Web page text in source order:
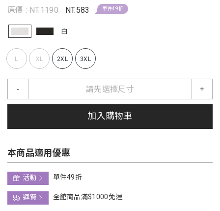
原價 : NT.1190 NT.583 單件49折
白
L XL 2XL 3XL
請先選擇尺寸
- +
加入購物車
本商品適用優惠
活動
單件49折
運費
全館商品滿$1000免運